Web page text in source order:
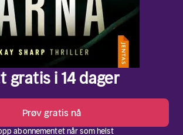
gratis i 14 dager
Prøv gratis nå
abonnementet når som helst